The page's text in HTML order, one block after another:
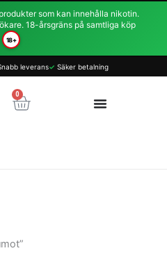
som kan innehålla nikotin.
18-årsgräns på samtliga köp
18+
leverans✓ Säker betalning
0
Varukorg